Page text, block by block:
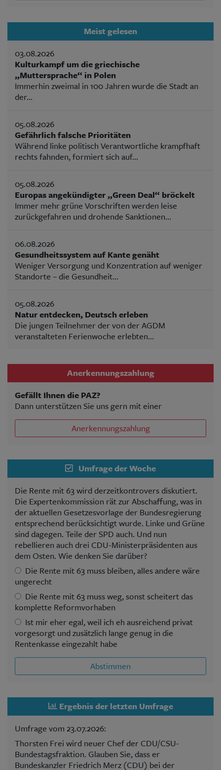
Meist gelesen
03.08.2026
Kulturkampf um die griechische
„Muttersprache“ in Polen
Immerhin zweimal in 100 Jahren wurde die Stadt an
der...
05.08.2026
Gefährlich falsche Prioritäten
Während linke politisch Verantwortliche krampfhaft
rechts fahnden, formiert sich auf...
05.08.2026
Europas angekündigter „Green Deal“ bröckelt
Immer mehr grüne Vorschriften werden leise
zurückgefahren und drohende Sanktionen...
06.08.2026
Gesundheitssystem auf Kante genäht
Weniger Versorgung und Konzentration auf weniger
Standorte – die Gesundheit...
05.08.2026
Natur entdecken, Deutsch erleben
Die jungen Teilnehmer der von der AGDM
veranstalteten Ferienwoche erlebten...
Anerkennungszahlung
Gefällt Ihnen die PAZ?
Dann unterstützen Sie uns gern mit einer
Anerkennungszahlung
Umfrage der Woche
Die Rente mit 63 wird derzeitkontrovers diskutiert.
Die Expertenkommission rät zur Abschaffung, was in
der aktuellen Gesetzesvorlage der Bundesregierung
entsprechend berücksichtigt wurde. Linke und Grüne
sind dagegen. Teile der SPD auch. Und nun
rebellieren auch drei CDU-Ministerpräsidenten aus
dem Osten. Wie denken Sie darüber?
Die Rente mit 63 muss bleiben, alles andere wäre
ungerecht
Die Rente mit 63 muss weg, sonst scheitert das
komplette Reformvorhaben
Ist mir eher egal, weil ich eh ausreichend privat
vorgesorgt und zusätzlich lange genug in die
Rentenkasse eingezahlt habe
Abstimmen
Ergebnis der letzten Umfrage
Umfrage vom 23.07.2026:
Thorsten Frei wird neuer Chef der CDU/CSU-
Bundestagsfraktion. Glauben Sie, dass er
Bundeskanzler Friedrich Merz (CDU) bei der